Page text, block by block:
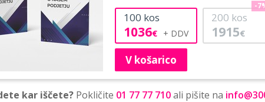
100 kos
1036€
200 kos
1915€
-
V košarico
kar iščete? Pokličite 01 77 77 710ali pišite na